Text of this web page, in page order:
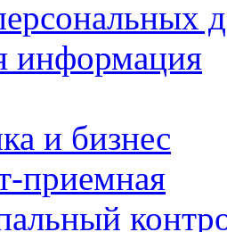
информация
и бизнес
приемная